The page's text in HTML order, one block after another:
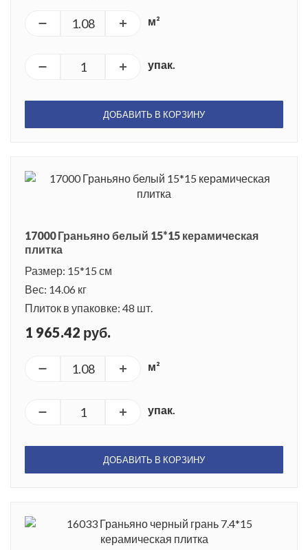
м²
упак.
ДОБАВИТЬ В КОРЗИНУ
17000 Граньяно белый 15*15 керамическая
плитка
Размер: 15*15 см
Вес: 14.06 кг
Плиток в упаковке: 48 шт.
1 965.42 руб.
м²
упак.
ДОБАВИТЬ В КОРЗИНУ